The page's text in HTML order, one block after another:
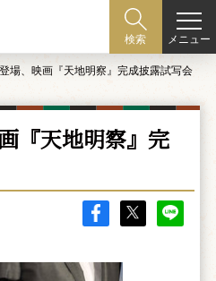
検索 メニュー
場、映画『天地明察』完成披露試写会
『天地明察』完